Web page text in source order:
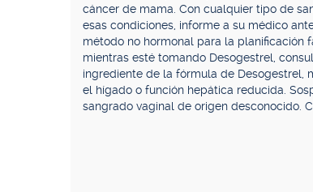
cáncer de mama. Con cualquier tipo de
esas condiciones, informe a su médico
método no hormonal para la planificación
mientras esté tomando Desogestrel,
ingrediente de la fórmula de Desogestrel,
el hígado o función hepática reducida.
sangrado vaginal de origen desconocido.